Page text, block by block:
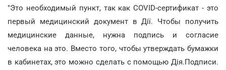
"Это необходимый пункт, так как COVID-сертификат - это
первый медицинский документ в Дії. Чтобы получить
медицинские данные, нужна подпись и согласие
человека на это. Вместо того, чтобы утверждать бумажки
в кабинетах, это можно сделать с помощью Дія.Подписи.